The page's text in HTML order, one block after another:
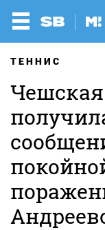
ТЕННИС